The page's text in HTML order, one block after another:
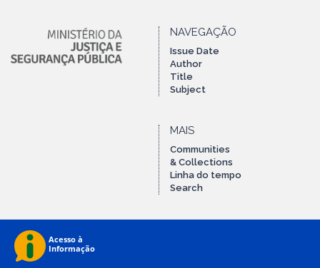
NAVEGAÇÃO
Issue Date
Author
Title
Subject
MAIS
Communities
& Collections
Linha do tempo
Search